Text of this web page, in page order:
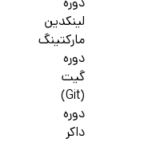
دوره
لینکدین
مارکتینگ
دوره
گیت
(Git)
دوره
داکر